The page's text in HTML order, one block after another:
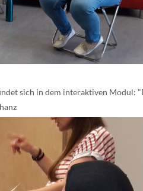
sich in dem interaktiven Modul: